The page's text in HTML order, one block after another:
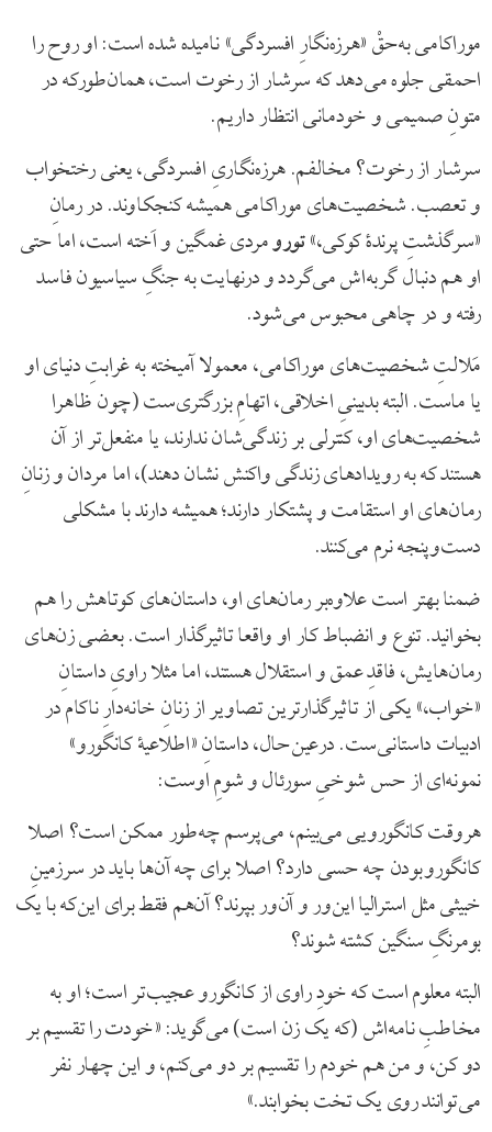
موراکامی به‌حقْ «هرزه‌نگارِ افسردگی» نامیده شده است: او روح را
احمقی جلوه می‌دهد که سرشار از رخوت است، همان‌طورکه در
متونِ صمیمی و خودمانی انتظار داریم.
سرشار از رخوت؟ مخالفم. هرزه‌نگاریِ افسردگی، یعنی رختخواب
و تعصب. شخصیت‌های موراکامی همیشه کنجکاوند. در رمانِ
«سرگذشتِ پرندۀ کوکی،»تورومردی غمگین و اَخته است، اما حتی
او هم دنبال گربه‌اش می‌گردد و درنهایت به جنگِ سیاسیون فاسد
رفته و در چاهی محبوس می‌شود.
مَلالتِ شخصیت‌های موراکامی، معمولا آمیخته به غرابتِ دنیای او
یا ماست. البته بدبینیِ اخلاقی، اتهامِ بزرگتری‌ست (چون ظاهرا
شخصیت‌های او، کنترلی بر زندگی‌شان ندارند، یا منفعل‌تر از آن
هستند که به رویدادهای زندگی واکنش نشان دهند)، اما مردان و زنانِ
رمان‌های او استقامت و پشتکار دارند؛ همیشه دارند با مشکلی
دست‌وپنجه نرم می‌کنند.
ضمنا بهتر است علاوه‌بر رمان‌های او، داستان‌های کوتاهش را هم
بخوانید. تنوع و انضباط کار او واقعا تاثیرگذار است. بعضی زن‌های
رمان‌هایش، فاقدِ عمق و استقلال هستند، اما مثلا راویِ داستانِ
«خواب،» یکی از تاثیرگذارترین تصاویر از زنانِ خانه‌دارِ ناکام در
ادبیات داستانی‌ست. درعین‌حال، داستانِ «اطلاعیۀ کانگورو»
نمونه‌ای از حس شوخیِ سورئال و شومِ اوست:
هروقت کانگورویی می‌بینم، می‌پرسم چه‌طور ممکن است؟ اصلا
کانگورو بودن چه حسی دارد؟ اصلا برای چه آن‌ها باید در سرزمینِ
خبیثی مثل استرالیا این‌ور و آن‌ور بپرند؟ آن‌هم فقط برای این‌که با یک
بومرنگِ سنگین کشته شوند؟
البته معلوم است که خودِ راوی از کانگورو عجیب‌تر است؛ او به
مخاطبِ نامه‌اش (که یک زن است) می‌گوید: «خودت را تقسیم بر
دو کن، و من هم خودم را تقسیم بر دو می‌کنم، و این چهار نفر
می‌توانند روی یک تخت بخوابند.»